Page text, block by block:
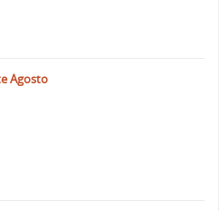
Agosto